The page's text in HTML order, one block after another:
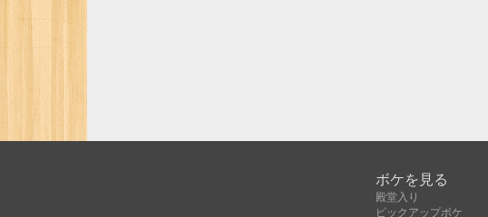
ボケを見る
殿堂入り
ピックアップボケ